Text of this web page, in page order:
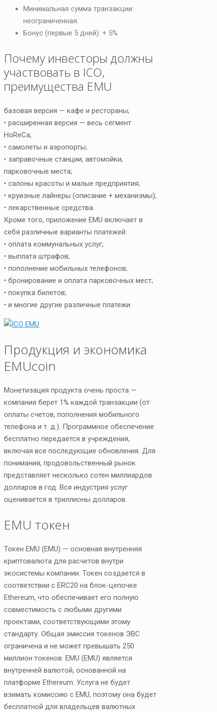
Минимальная сумма транзакции:
неограниченная.
Бонус (первые 5 дней): + 5%
Почему инвесторы должны
участвовать в ICO,
преимущества EMU
базовая версия — кафе и рестораны;
• расширенная версия — весь сегмент
HoReCa;
• самолеты и аэропорты;
• заправочные станции, автомойки,
парковочные места;
• салоны красоты и малые предприятия;
• круизные лайнеры (описание + механизмы);
• лекарственные средства.
Кроме того, приложение EMU включает в
себя различные варианты платежей:
• оплата коммунальных услуг;
• выплата штрафов;
• пополнение мобильных телефонов;
• бронирование и оплата парковочных мест;
• покупка билетов;
• и многие другие различные платежи.
Продукция и экономика
EMUcoin
Монетизация продукта очень проста —
компания берет 1% каждой транзакции (от
оплаты счетов, пополнения мобильного
телефона и т. д.). Программное обеспечение
бесплатно передается в учреждения,
включая все последующие обновления. Для
понимания, продовольственный рынок
представляет несколько сотен миллиардов
долларов в год. Вся индустрия услуг
оценивается в триллионы долларов.
EMU токен
Токен EMU (EMU) — основная внутренняя
криптовалюта для расчетов внутри
экосистемы компании. Токен создается в
соответствии с ERC20 на блок-цепочке
Ethereum, что обеспечивает его полную
совместимость с любыми другими
проектами, соответствующими этому
стандарту. Общая эмиссия токенов ЭВС
ограничена и не может превышать 250
миллион токенов. EMU (EMU) является
внутренней валютой, основанной на
платформе Ethereum. Услуга не будет
взимать комиссию с EMU, поэтому она будет
бесплатной для владельцев валютных